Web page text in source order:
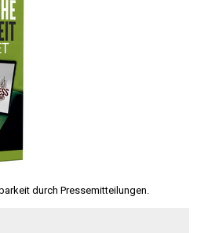
durch Pressemitteilungen.